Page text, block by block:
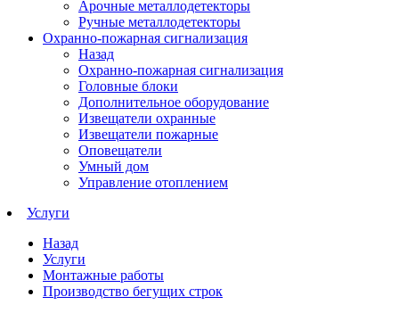
Арочные металлодетекторы
Ручные металлодетекторы
Охранно-пожарная сигнализация
Назад
Охранно-пожарная сигнализация
Головные блоки
Дополнительное оборудование
Извещатели охранные
Извещатели пожарные
Оповещатели
Умный дом
Управление отоплением
Услуги
Назад
Услуги
Монтажные работы
Производство бегущих строк